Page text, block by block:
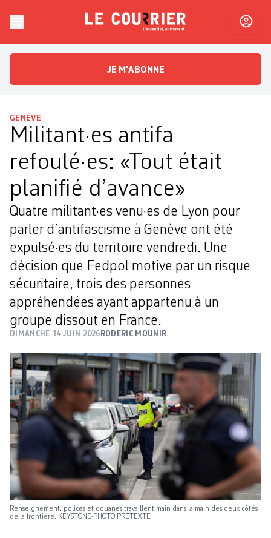
Le CourrierL'essentiel, autrement
JE M'ABONNE
GENÈVE
Militant·es antifa
refoulé·es: «Tout était
planifié d’avance»
Quatre militant·es venu·es de Lyon pour
parler d’antifascisme à Genève ont été
expulsé·es du territoire vendredi. Une
décision que Fedpol motive par un risque
sécuritaire, trois des personnes
appréhendées ayant appartenu à un
groupe dissout en France.
DIMANCHE 14 JUIN 2026 RODERIC MOUNIR
Renseignement, polices et douanes travaillent main dans la main des deux côtés
de la frontière. KEYSTONE-PHOTO PRÉTEXTE